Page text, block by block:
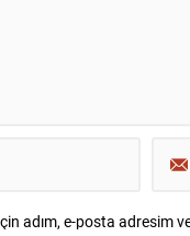
adım, e-posta adresim